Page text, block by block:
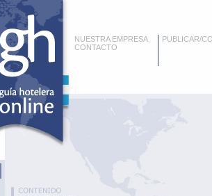
NUESTRA EMPRESA
CONTACTO
PUBLICAR/